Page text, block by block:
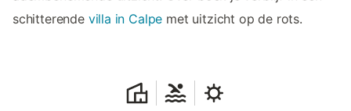
schitterende villa in Calpe met uitzicht op de rots.